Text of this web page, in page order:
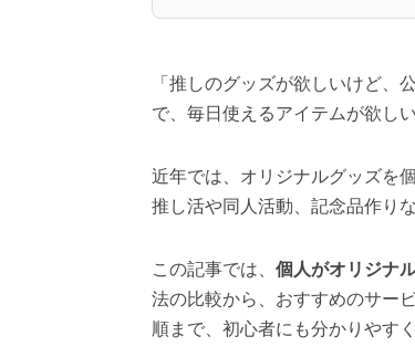
「推しのグッズが欲しいけど
で、毎日使えるアイテムが欲し
近年では、オリジナルグッズを
推し活や同人活動、記念品作り
この記事では、 個人がオリジナ
法の比較から、おすすめのサー
順まで、初心者にも分かりやす